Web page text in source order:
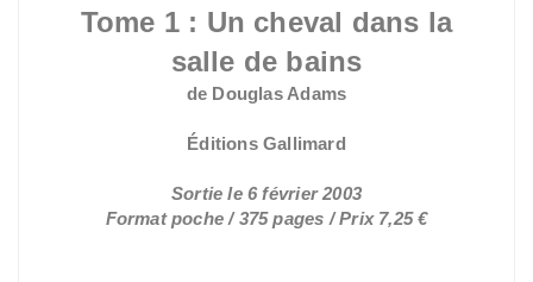
Tome 1 : Un cheval dans la
salle de bains
de Douglas Adams
Éditions Gallimard
Sortie le 6 février 2003
Format poche / 375 pages / Prix 7,25 €